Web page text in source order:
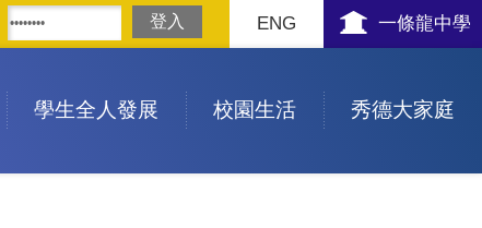
一條龍中學
ENG
學生全人發展 校園生活 秀德大家庭